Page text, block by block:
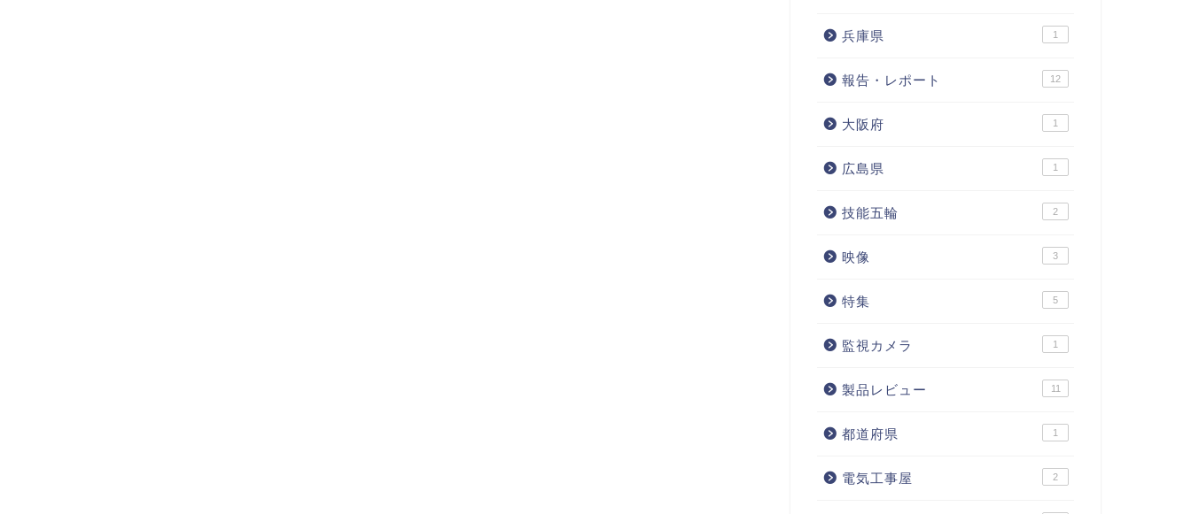
兵庫県 1
報告・レポート 12
大阪府 1
広島県 1
技能五輪 2
映像 3
特集 5
監視カメラ 1
製品レビュー 11
都道府県 1
電気工事屋 2